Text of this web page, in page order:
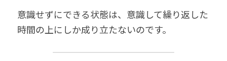
意識せずにできる状態は、意識して繰り返した
時間の上にしか成り立たないのです。